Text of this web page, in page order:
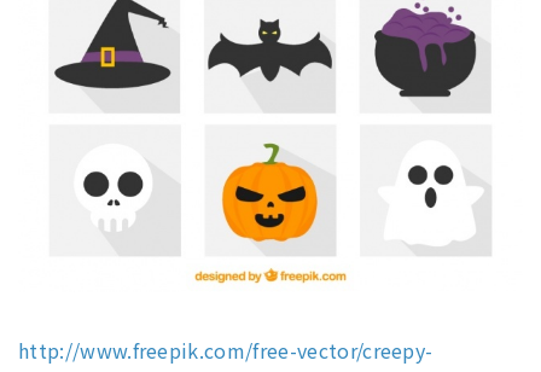
http://www.freepik.com/free-vector/creepy-